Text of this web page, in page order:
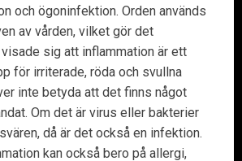
och ögoninfektion. Orden används
av vården, vilket gör det
sig att inflammation är ett
för irriterade, röda och svullna
inte betyda att det finns något
Om det är virus eller bakterier
då är det också en infektion.
kan också bero på allergi,